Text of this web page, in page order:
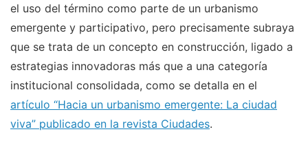
el uso del término como parte de un urbanismo
emergente y participativo, pero precisamente subraya
que se trata de un concepto en construcción, ligado a
estrategias innovadoras más que a una categoría
institucional consolidada, como se detalla en el
artículo “Hacia un urbanismo emergente: La ciudad
viva” publicado en la revista Ciudades.